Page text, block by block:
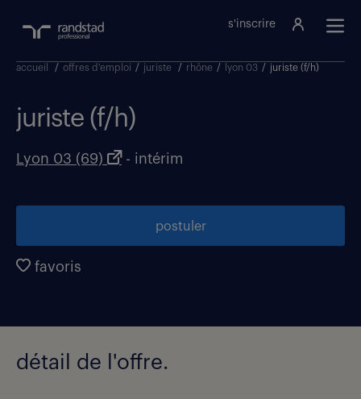
s'inscrire
accueil / offres d'emploi / juriste / rhône / lyon 03 / juriste (f/h)
juriste (f/h)
Lyon 03 (69) - intérim
postuler
favoris
détail de l'offre.